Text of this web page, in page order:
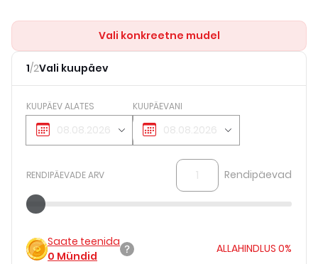
Vali konkreetne mudel
1/2Vali kuupäev
KUUPÄEV ALATES KUUPÄEVANI
RENDIPÄEVADE ARV Rendipäevad
Saate teenida
0 Mündid
ALLAHINDLUS 0%